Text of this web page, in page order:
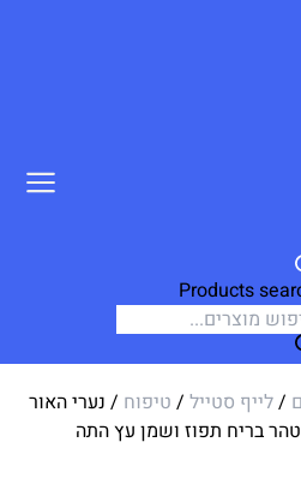
Products
/לייף סטייל / טיפוח / נערי האור
בריח תפוז ושמן עץ התה